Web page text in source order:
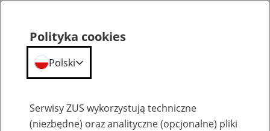
Polityka cookies
Polski
Serwisy ZUS wykorzystują techniczne
(niezbędne) oraz analityczne (opcjonalne) pliki